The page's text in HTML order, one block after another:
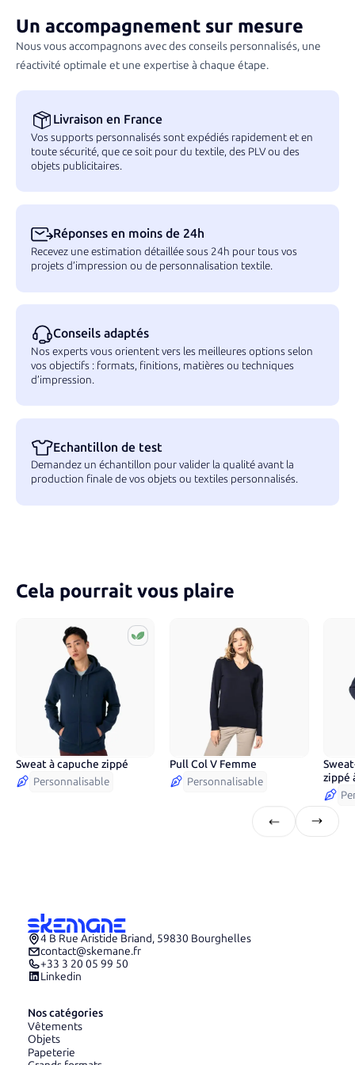
Un accompagnement sur mesure
Nous vous accompagnons avec des conseils personnalisés, une
réactivité optimale et une expertise à chaque étape.
Livraison en France
Vos supports personnalisés sont expédiés rapidement et en
toute sécurité, que ce soit pour du textile, des PLV ou des
objets publicitaires.
Réponses en moins de 24h
Recevez une estimation détaillée sous 24h pour tous vos
projets d’impression ou de personnalisation textile.
Conseils adaptés
Nos experts vous orientent vers les meilleures options selon
vos objectifs : formats, finitions, matières ou techniques
d’impression.
Echantillon de test
Demandez un échantillon pour valider la qualité avant la
production finale de vos objets ou textiles personnalisés.
Cela pourrait vous plaire
11couleurs
Sweat à capuche zippé
Personnalisable
11couleurs
Pull Col V Femme
Personnalisable
12
zippé
4 B Rue Aristide Briand, 59830 Bourghelles
contact@skemane.fr
+33 3 20 05 99 50
Linkedin
Nos catégories
Vêtements
Objets
Papeterie